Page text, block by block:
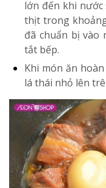
lớn đến khi
thịt trong
đã chuẩn bị vào
tắt bếp.
Khi món ăn
lá thái nhỏ lên